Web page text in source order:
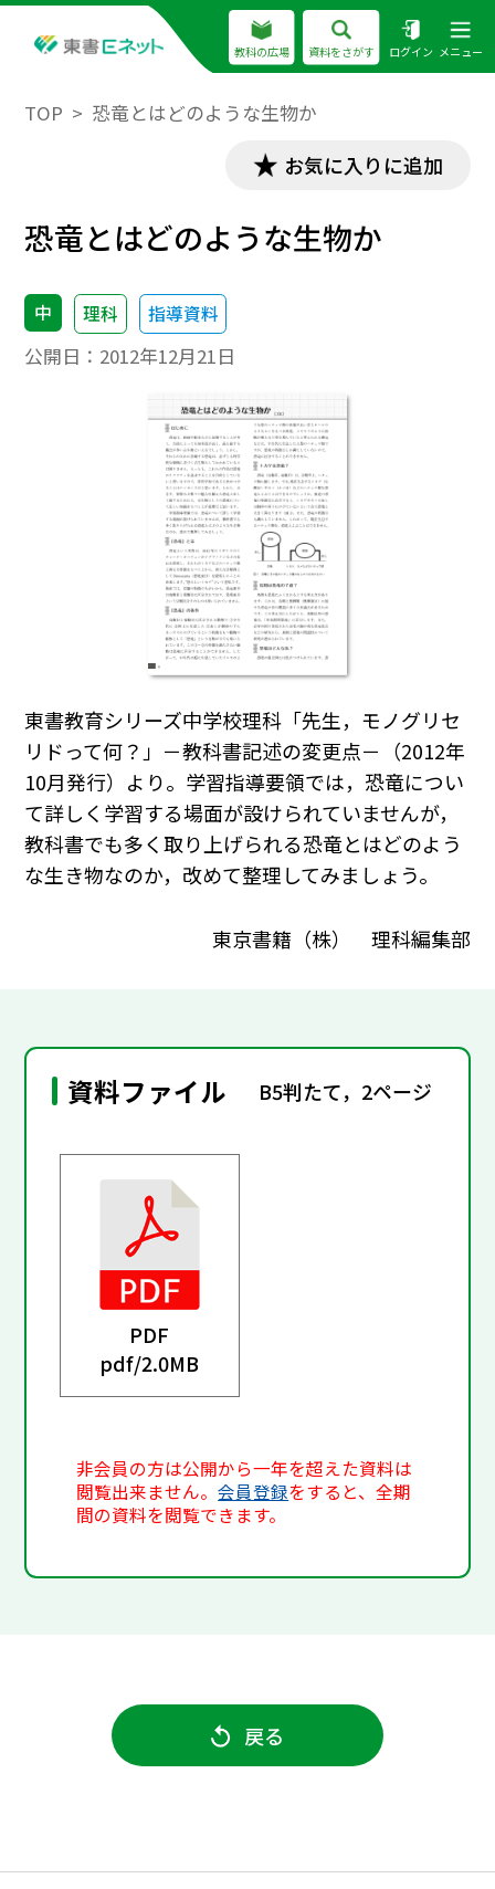
教科の広場 資料をさがす ログイン メニュー
TOP 恐竜とはどのような生物か
お気に入りに追加
恐竜とはどのような生物か
中 理科 指導資料
公開日： 2012年12月21日
東書教育シリーズ中学校理科「先生，モノグリセ
リドって何？」－教科書記述の変更点－（2012年
10月発行）より。学習指導要領では，恐竜につい
て詳しく学習する場面が設けられていませんが，
教科書でも多く取り上げられる恐竜とはどのよう
な生き物なのか，改めて整理してみましょう。
東京書籍（株） 理科編集部
資料ファイル B5判たて，2ページ
PDF
pdf/2.0MB
非会員の方は公開から一年を超えた資料は
閲覧出来ません。会員登録をすると、全期
間の資料を閲覧できます。
戻る